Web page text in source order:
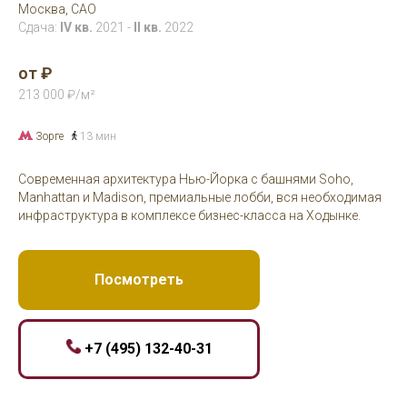
Москва, САО
Сдача: IV кв. 2021 - II кв. 2022
от ₽
213 000 ₽/м²
Зорге 13 мин
Современная архитектура Нью-Йорка с башнями Soho,
Manhattan и Madison, премиальные лобби, вся необходимая
инфраструктура в комплексе бизнес-класса на Ходынке.
Посмотреть
+7 (495) 132-40-31